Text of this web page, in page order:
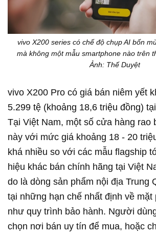
vivo X200 series có chế độ chụp AI bốn
mà không một mẫu smartphone nào trên
Ảnh: Thế Duyệt
vivo X200 Pro có giá bán niêm yết
5.299 tệ (khoảng 18,6 triệu đồng)
Tại Việt Nam, một số cửa hàng rao
này với mức giá khoảng 18 - 20
khá nhiều so với các mẫu flagship
hiệu khác bán chính hãng tại Việt
do là dòng sản phẩm nội địa Trung
tại những hạn chế nhất định về mặt
như quy trình bảo hành. Người
chọn nơi bán uy tín để mua, hoặc